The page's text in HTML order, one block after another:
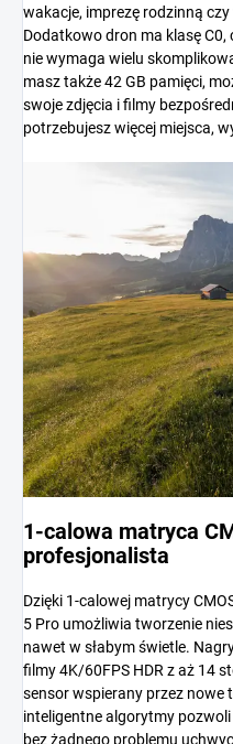
wakacje, imprezę rodzinną
Dodatkowo dron ma klasę
nie wymaga wielu
masz także 42 GB pamięci,
swoje zdjęcia i filmy
potrzebujesz więcej miejsca,
1-calowa matryca
profesjonalista
Dzięki 1-calowej matrycy
5 Pro umożliwia tworzenie
nawet w słabym świetle.
filmy 4K/60FPS HDR z aż 14
sensor wspierany przez nowe
inteligentne algorytmy
bez żadnego problemu